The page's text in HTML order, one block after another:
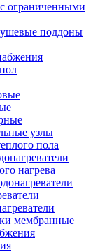
ограниченными
поддоны
узлы
пола
нагрева
мембранные